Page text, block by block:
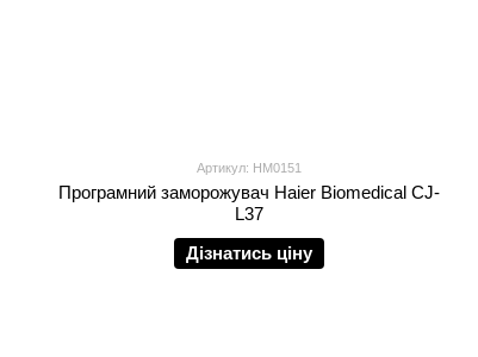
Артикул: HM0151
Програмний заморожувач Haier Biomedical CJ-
L37
Дізнатись ціну